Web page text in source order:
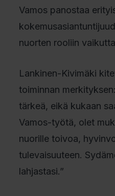
Vamos panostaa
nuorten rooliin
Lankinen-Kivimäki
toiminnan
tärkeä, eikä kukaan
Vamos-työtä, olet
nuorille toivoa,
tulevaisuuteen.
lahjastasi.”